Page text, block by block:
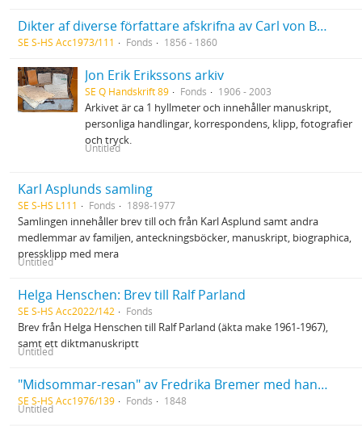
Dikter af diverse författare afskrifna av Carl von Bergen 1856-1860
SE S-HS Acc1973/111 Fonds 1856 - 1860
Jon Erik Erikssons arkiv
SE Q Handskrift 89 Fonds 1906 - 2003
Arkivet är ca 1 hyllmeter och innehåller manuskript,
personliga handlingar, korrespondens, klipp, fotografier
och tryck.
Untitled
Karl Asplunds samling
SE S-HS L111 Fonds 1898-1977
Samlingen innehåller brev till och från Karl Asplund samt andra
medlemmar av familjen, anteckningsböcker, manuskript, biographica,
pressklipp med mera
Untitled
Helga Henschen: Brev till Ralf Parland
SE S-HS Acc2022/142 Fonds
Brev från Helga Henschen till Ralf Parland (äkta make 1961-1967),
samt ett diktmanuskriptt
Untitled
"Midsommar-resan" av Fredrika Bremer med handskriven dedikationsdikt till N. F. S. Grundtvig
SE S-HS Acc1976/139 Fonds 1848
Untitled